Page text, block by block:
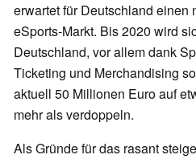
erwartet für Deutschland einen
eSports-Markt. Bis 2020 wird
Deutschland, vor allem dank
Ticketing und Merchandising
aktuell 50 Millionen Euro auf
mehr als verdoppeln.
Als Gründe für das rasant